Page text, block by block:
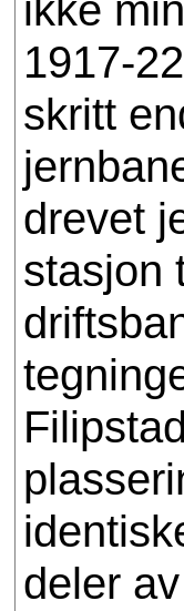
ikke
1917-
skritt
drevet
stasjon
deler